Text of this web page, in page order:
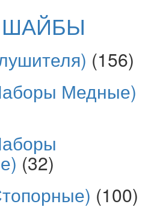
ШАЙБЫ
(156)
Медные)
(32)
(100)